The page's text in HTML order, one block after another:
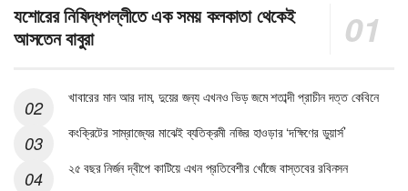
যশোরের নিষিদ্ধপল্লীতে এক সময় কলকাতা থেকেই
আসতেন বাবুরা
খাবারের মান আর দাম, দুয়ের জন্য এখনও ভিড় জমে শতাব্দী প্রাচীন দত্ত কেবিনে
কংক্রিটের সাম্রাজ্যের মাঝেই ব্যতিক্রমী নজির হাওড়ার ‘দক্ষিণের ডুয়ার্স’
২৫ বছর নির্জন দ্বীপে কাটিয়ে এখন প্রতিবেশীর খোঁজে বাস্তবের রবিনসন